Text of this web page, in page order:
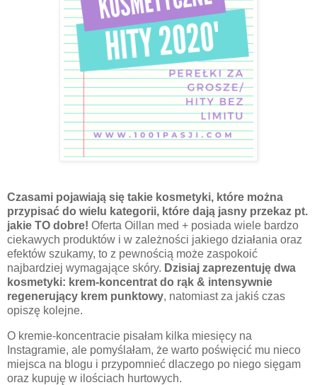
Czasami pojawiają się takie kosmetyki, które można
przypisać do wielu kategorii, które dają jasny przekaz pt.
jakie TO dobre! Oferta Oillan med + posiada wiele bardzo
ciekawych produktów i w zależności jakiego działania oraz
efektów szukamy, to z pewnością może zaspokoić
najbardziej wymagające skóry. Dzisiaj zaprezentuję dwa
kosmetyki: krem-koncentrat do rąk & intensywnie
regenerujący krem punktowy, natomiast za jakiś czas
opiszę kolejne.
O kremie-koncentracie pisałam kilka miesięcy na
Instagramie, ale pomyślałam, że warto poświęcić mu nieco
miejsca na blogu i przypomnieć dlaczego po niego sięgam
oraz kupuję w ilościach hurtowych.